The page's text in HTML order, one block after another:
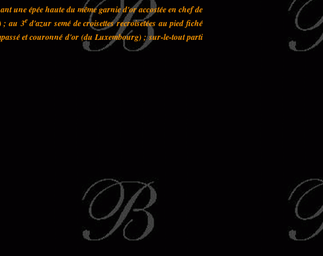
une épée haute du même garnie d'or accostée en chef de
; au 3ed'azur semé de croisettes recroisetées au pied fiché
et couronné d'or (du Luxembourg) ; sur-le-tout parti